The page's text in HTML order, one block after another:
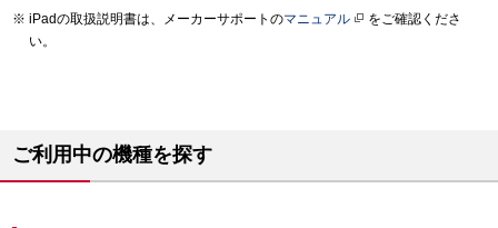
iPadの取扱説明書は、メーカーサポートのマニュアル
をご確認くださ
い。
ご利用中の機種を探す